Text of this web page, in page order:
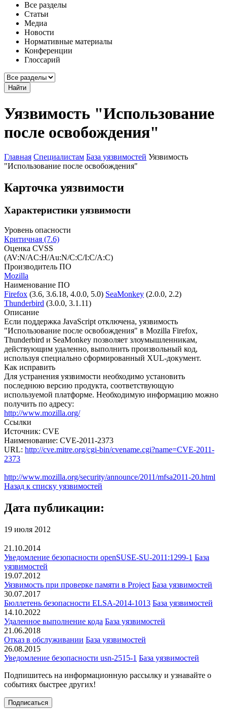
Все разделы
Статьи
Медиа
Новости
Нормативные материалы
Конференции
Глоссарий
Найти
Уязвимость "Использование
после освобождения"
Главная Специалистам База уязвимостей Уязвимость
"Использование после освобождения"
Карточка уязвимости
Характеристики уязвимости
Уровень опасности
Критичная (7.6)
Оценка CVSS
(AV:N/AC:H/Au:N/C:C/I:C/A:C)
Производитель ПО
Mozilla
Наименование ПО
Firefox (3.6, 3.6.18, 4.0.0, 5.0) SeaMonkey (2.0.0, 2.2)
Thunderbird (3.0.0, 3.1.11)
Описание
Если поддержка JavaScript отключена, уязвимость
"Использование после освобождения" в Mozilla Firefox,
Thunderbird и SeaMonkey позволяет злоумышленникам,
действующим удаленно, выполнить произвольный код,
используя специально сформированный XUL-документ.
Как исправить
Для устранения уязвимости необходимо установить
последнюю версию продукта, соответствующую
используемой платформе. Необходимую информацию можно
получить по адресу:
http://www.mozilla.org/
Ссылки
Источник: CVE
Наименование: CVE-2011-2373
URL: http://cve.mitre.org/cgi-bin/cvename.cgi?name=CVE-2011-
2373
http://www.mozilla.org/security/announce/2011/mfsa2011-20.html
Назад к списку уязвимостей
Дата публикации:
19 июля 2012
21.10.2014
Уведомление безопасности openSUSE-SU-2011:1299-1 База
уязвимостей
19.07.2012
Уязвимость при проверке памяти в Project База уязвимостей
30.07.2017
Бюллетень безопасности ELSA-2014-1013 База уязвимостей
14.10.2022
Удаленное выполнение кода База уязвимостей
21.06.2018
Отказ в обслуживании База уязвимостей
26.08.2015
Уведомление безопасности usn-2515-1 База уязвимостей
Подпишитесь на информационную рассылку и узнавайте о
событиях быстрее других!
Подписаться